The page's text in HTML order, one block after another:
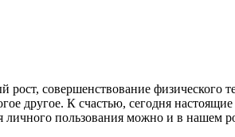
совершенствование физического
другое. К счастью, сегодня
личного пользования можно и в нашем